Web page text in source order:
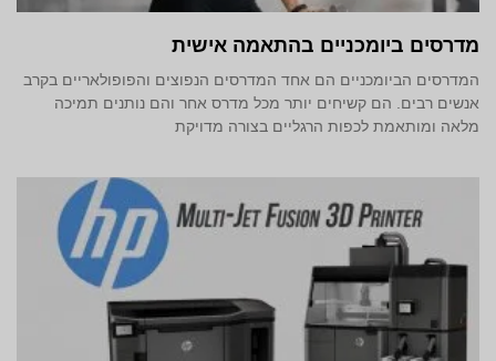
מדרסים ביומכניים בהתאמה אישית
המדרסים הביומכניים הם אחד המדרסים הנפוצים והפופולאריים בקרב
אנשים רבים. הם קשיחים יותר מכל מדרס אחר והם נותנים תמיכה
מלאה ומותאמת לכפות הרגליים בצורה מדויקת